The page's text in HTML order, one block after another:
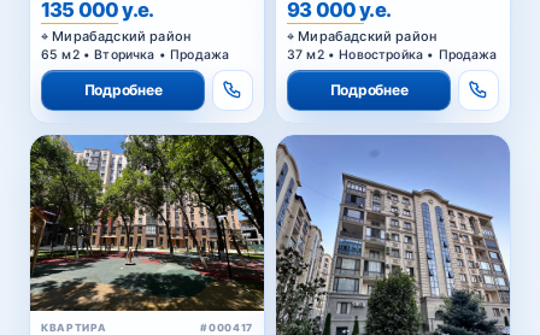
135 000 у.е.
Мирабадский район
65 м2 • Вторичка • Продажа
Подробнее
93 000 у.е.
Мирабадский район
37 м2 • Новостройка • Продажа
Подробнее
КВАРТИРА #000417